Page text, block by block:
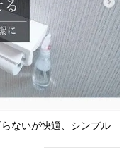
ないが快適、シンプル